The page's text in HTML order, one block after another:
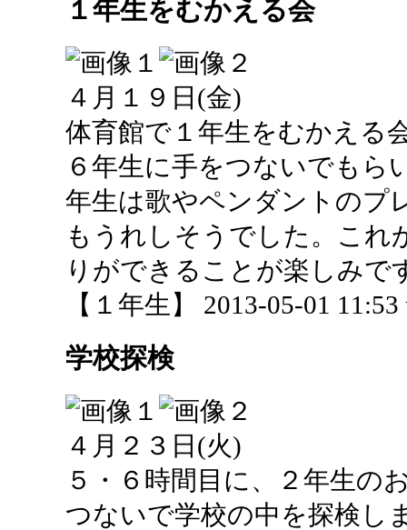
１年生をむかえる会
４月１９日(金)
体育館で１年生をむかえる
６年生に手をつないでもら
年生は歌やペンダントのプ
もうれしそうでした。これ
りができることが楽しみで
【１年生】 2013-05-01 11:53
学校探検
４月２３日(火)
５・６時間目に、２年生の
つないで学校の中を探検し